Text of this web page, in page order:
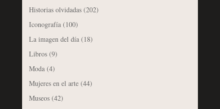
Historias olvidadas(202)
Iconografía(100)
La imagen del día(18)
Libros(9)
Moda(4)
Mujeres en el arte(44)
Museos(42)